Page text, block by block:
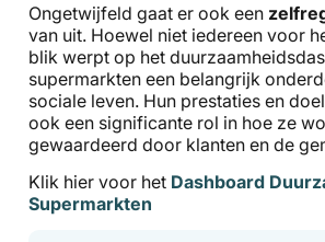
Ongetwijfeld gaat er ook een
van uit. Hoewel niet iedereen voor
blik werpt op het
supermarkten een belangrijk
sociale leven. Hun prestaties en
ook een significante rol in hoe ze
gewaardeerd door klanten en de
Klik hier voor het Dashboard
Supermarkten